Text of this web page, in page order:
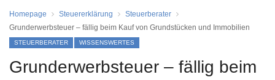
Homepage Steuererklärung
Steuerberater
Grunderwerbsteuer – fällig beim Kauf von Grundstücken und Immobilien
STEUERBERATER WISSENSWERTES
Grunderwerbsteuer – fällig beim